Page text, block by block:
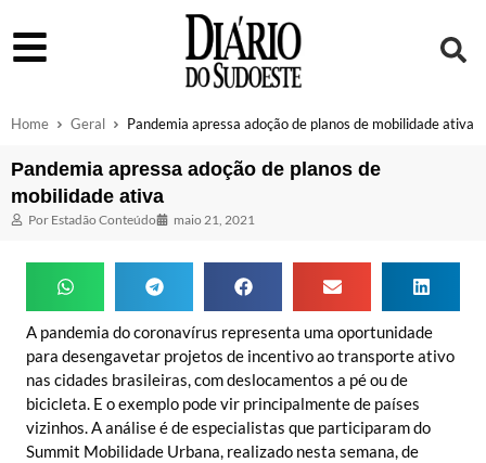
Home Geral Pandemia apressa adoção de planos de mobilidade ativa
Pandemia apressa adoção de planos de
mobilidade ativa
Por Estadão Conteúdo maio 21, 2021
A pandemia do coronavírus representa uma oportunidade
para desengavetar projetos de incentivo ao transporte ativo
nas cidades brasileiras, com deslocamentos a pé ou de
bicicleta. E o exemplo pode vir principalmente de países
vizinhos. A análise é de especialistas que participaram do
Summit Mobilidade Urbana, realizado nesta semana, de